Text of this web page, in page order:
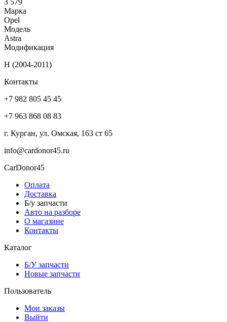
Марка
Opel
Модель
Astra
Модификация
H (2004-2011)
Контакты
+7 982 805 45 45
+7 963 868 08 83
г. Курган, ул. Омская, 163 ст 65
info@cardonor45.ru
CarDonor45
Оплата
Доставка
Б/у запчасти
Авто на разборе
О магазине
Контакты
Каталог
Б/У запчасти
Новые запчасти
Пользователь
Мои заказы
Выйти